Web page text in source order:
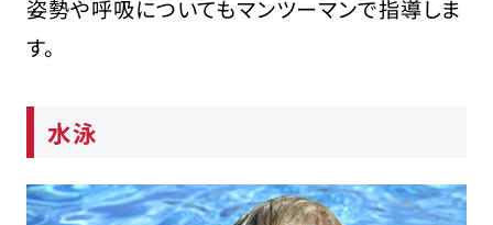
姿勢や呼吸についてもマンツーマンで指導しま
す。
水泳